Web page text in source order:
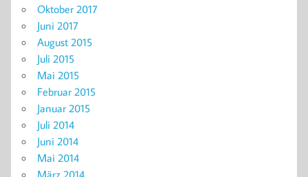
Oktober 2017
Juni 2017
August 2015
Juli 2015
Mai 2015
Februar 2015
Januar 2015
Juli 2014
Juni 2014
Mai 2014
März 2014